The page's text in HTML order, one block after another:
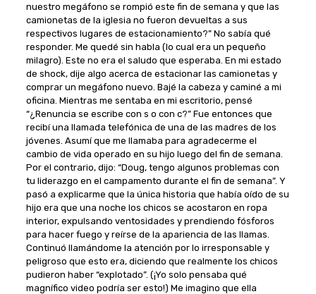
nuestro megáfono se rompió este fin de semana y que las
camionetas de la iglesia no fueron devueltas a sus
respectivos lugares de estacionamiento?” No sabía qué
responder. Me quedé sin habla (lo cual era un pequeño
milagro). Este no era el saludo que esperaba. En mi estado
de shock, dije algo acerca de estacionar las camionetas y
comprar un megáfono nuevo. Bajé la cabeza y caminé a mi
oficina. Mientras me sentaba en mi escritorio, pensé
“¿Renuncia se escribe con s o con c?” Fue entonces que
recibí una llamada telefónica de una de las madres de los
jóvenes. Asumí que me llamaba para agradecerme el
cambio de vida operado en su hijo luego del fin de semana.
Por el contrario, dijo: “Doug, tengo algunos problemas con
tu liderazgo en el campamento durante el fin de semana”. Y
pasó a explicarme que la única historia que había oído de su
hijo era que una noche los chicos se acostaron en ropa
interior, expulsando ventosidades y prendiendo fósforos
para hacer fuego y reírse de la apariencia de las llamas.
Continuó llamándome la atención por lo irresponsable y
peligroso que esto era, diciendo que realmente los chicos
pudieron haber “explotado”. (¡Yo solo pensaba qué
magnífico video podría ser esto!) Me imagino que ella